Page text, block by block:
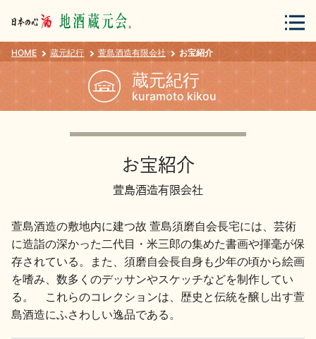
会員登録 ログイン
蔵元紀行 地酒カタログ
HOME 蔵元紀行 萱島酒造有限会社 お宝紹介
蔵元紀行
kuramoto kikou
お宝紹介
萱島酒造有限会社
萱島酒造の敷地内に建つ故 萱島須磨自会長宅には、芸術
に造詣の深かった二代目・米三郎の集めた書画や揮毫が保
存されている。また、須磨自会長自身も少年の頃から絵画
を嗜み、数多くのデッサンやスケッチなどを制作してい
る。 これらのコレクションは、歴史と伝統を醸し出す萱
島酒造にふさわしい逸品である。